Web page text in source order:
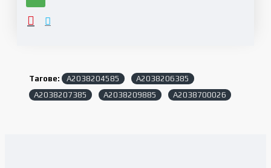
Тагове: A2038204585
A2038206385
A2038207385
A2038209885 A2038700026